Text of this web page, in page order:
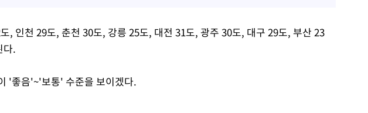
, 인천 29도, 춘천 30도, 강릉 25도, 대전 31도, 광주 30도, 대구 29도, 부산 23
다.
'좋음'~'보통' 수준을 보이겠다.